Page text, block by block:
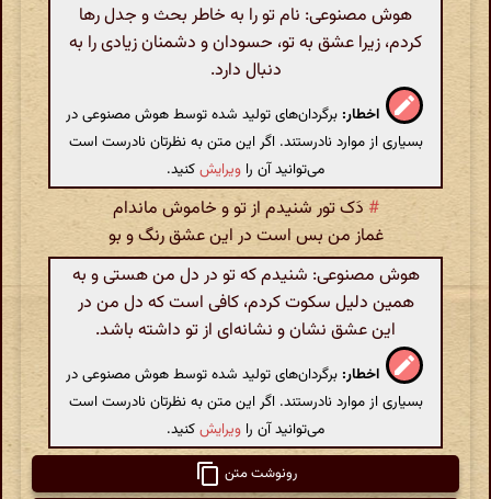
هوش مصنوعی: نام تو را به خاطر بحث و جدل رها
کردم، زیرا عشق به تو، حسودان و دشمنان زیادی را به
دنبال دارد.
اخطار: برگردان‌های تولید شده توسط هوش مصنوعی در
بسیاری از موارد نادرستند. اگر این متن به نظرتان نادرست است
می‌توانید آن را ویرایشکنید.
# دَک تور شنیدم از تو و خاموش ماندام
غماز من بس است در این عشق رنگ و بو
هوش مصنوعی: شنیدم که تو در دل من هستی و به
همین دلیل سکوت کردم، کافی است که دل من در
این عشق نشان و نشانه‌ای از تو داشته باشد.
اخطار: برگردان‌های تولید شده توسط هوش مصنوعی در
بسیاری از موارد نادرستند. اگر این متن به نظرتان نادرست است
می‌توانید آن را ویرایشکنید.
رونوشت متن